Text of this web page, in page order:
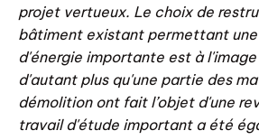
projet vertueux. Le choix de
bâtiment existant permettant une
d'énergie importante est à
d'autant plus qu'une partie des
démolition ont fait l’objet d'une
travail d'étude important a été